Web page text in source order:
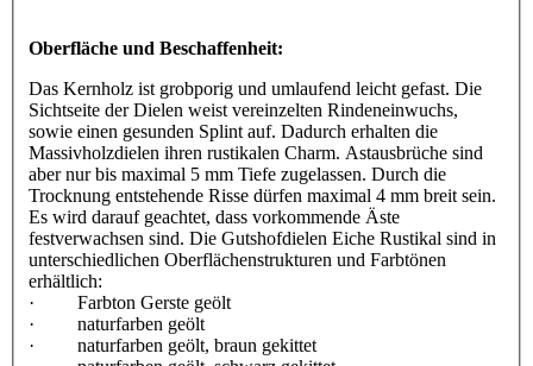
Oberfläche und Beschaffenheit:
Das Kernholz ist grobporig und umlaufend leicht gefast. Die
Sichtseite der Dielen weist vereinzelten Rindeneinwuchs,
sowie einen gesunden Splint auf. Dadurch erhalten die
Massivholzdielen ihren rustikalen Charm. Astausbrüche sind
aber nur bis maximal 5 mm Tiefe zugelassen. Durch die
Trocknung entstehende Risse dürfen maximal 4 mm breit sein.
Es wird darauf geachtet, dass vorkommende Äste
festverwachsen sind. Die Gutshofdielen Eiche Rustikal sind in
unterschiedlichen Oberflächenstrukturen und Farbtönen
erhältlich:
· Farbton Gerste geölt
· naturfarben geölt
· naturfarben geölt, braun gekittet